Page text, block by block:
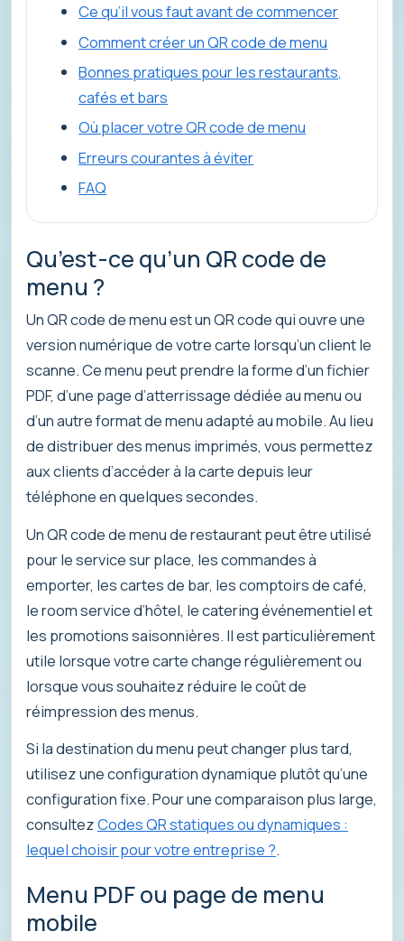
Ce qu’il vous faut avant de commencer
Comment créer un QR code de menu
Bonnes pratiques pour les restaurants,
cafés et bars
Où placer votre QR code de menu
Erreurs courantes à éviter
FAQ
Qu’est-ce qu’un QR code de
menu ?
Un QR code de menu est un QR code qui ouvre une
version numérique de votre carte lorsqu’un client le
scanne. Ce menu peut prendre la forme d’un fichier
PDF, d’une page d’atterrissage dédiée au menu ou
d’un autre format de menu adapté au mobile. Au lieu
de distribuer des menus imprimés, vous permettez
aux clients d’accéder à la carte depuis leur
téléphone en quelques secondes.
Un QR code de menu de restaurant peut être utilisé
pour le service sur place, les commandes à
emporter, les cartes de bar, les comptoirs de café,
le room service d’hôtel, le catering événementiel et
les promotions saisonnières. Il est particulièrement
utile lorsque votre carte change régulièrement ou
lorsque vous souhaitez réduire le coût de
réimpression des menus.
Si la destination du menu peut changer plus tard,
utilisez une configuration dynamique plutôt qu’une
configuration fixe. Pour une comparaison plus large,
consultezCodes QR statiques ou dynamiques :
lequel choisir pour votre entreprise ?.
Menu PDF ou page de menu
mobile